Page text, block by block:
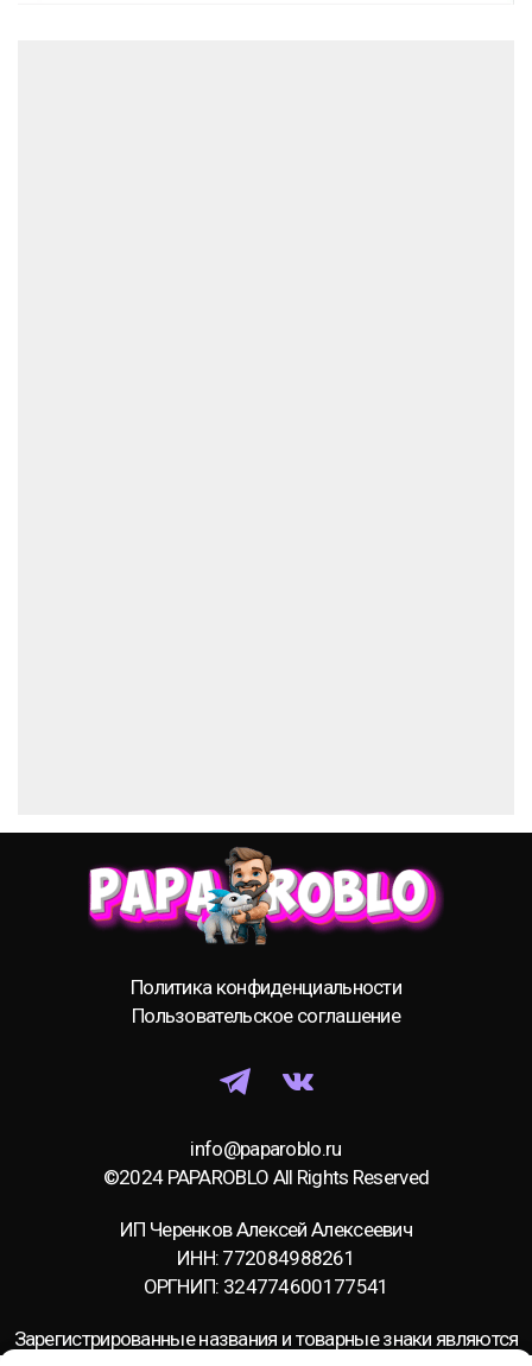
Политика конфиденциальности
Пользовательское соглашение
info@paparoblo.ru
©2024 PAPAROBLO All Rights Reserved
ИП Черенков Алексей Алексеевич
ИНН: 772084988261
ОРГНИП: 324774600177541
Зарегистрированные названия и товарные знаки являются